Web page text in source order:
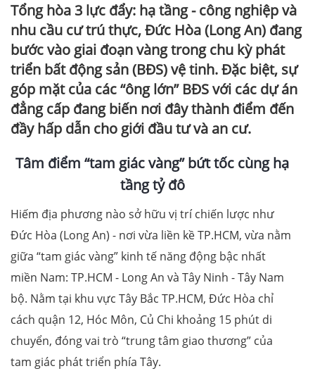
Tổng hòa 3 lực đẩy: hạ tầng - công nghiệp và
nhu cầu cư trú thực, Đức Hòa (Long An) đang
bước vào giai đoạn vàng trong chu kỳ phát
triển bất động sản (BĐS) vệ tinh. Đặc biệt, sự
góp mặt của các “ông lớn” BĐS với các dự án
đẳng cấp đang biến nơi đây thành điểm đến
đầy hấp dẫn cho giới đầu tư và an cư.
Tâm điểm “tam giác vàng” bứt tốc cùng hạ
tầng tỷ đô
Hiếm địa phương nào sở hữu vị trí chiến lược như
Đức Hòa (Long An) - nơi vừa liền kề TP.HCM, vừa nằm
giữa “tam giác vàng” kinh tế năng động bậc nhất
miền Nam: TP.HCM - Long An và Tây Ninh - Tây Nam
bộ. Nằm tại khu vực Tây Bắc TP.HCM, Đức Hòa chỉ
cách quận 12, Hóc Môn, Củ Chi khoảng 15 phút di
chuyển, đóng vai trò “trung tâm giao thương” của
tam giác phát triển phía Tây.